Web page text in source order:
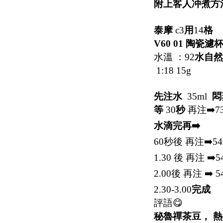
附上客人冲煮
泰摩c3用14格
V60 01 陶瓷濾杯
水溫 ：92水自
1:18 15g
先注水35ml
等 30秒再注
水滴完再➡️
60秒後 再注
1.30 後 再注
2.00後 再注 ➡️
2.30-3.00完成
評語😋
秘魯禪茶豆，